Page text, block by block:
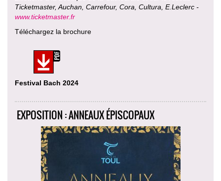
Ticketmaster, Auchan, Carrefour, Cora, Cultura, E.Leclerc -
www.ticketmaster.fr
Téléchargez la brochure
Festival Bach 2024
EXPOSITION : ANNEAUX ÉPISCOPAUX